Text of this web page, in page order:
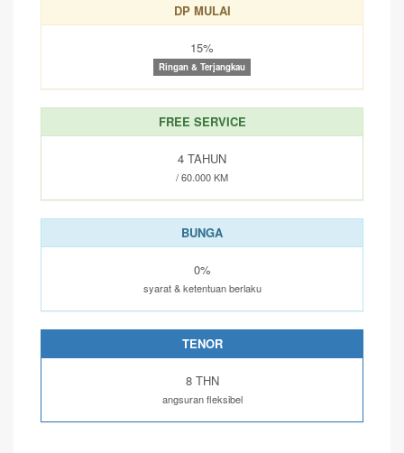
DP MULAI
15%
Ringan & Terjangkau
FREE SERVICE
4 TAHUN
/ 60.000 KM
BUNGA
0%
syarat & ketentuan berlaku
TENOR
8 THN
angsuran fleksibel